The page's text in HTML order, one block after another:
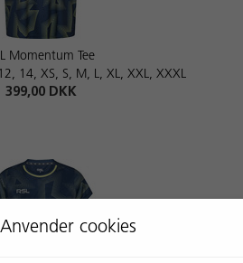
Momentum Tee
14, XS, S, M, L, XL, XXL, XXXL
399,00 DKK
Anvender cookies